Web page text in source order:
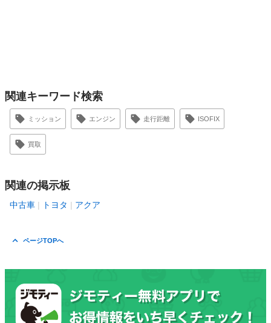
関連キーワード検索
ミッション エンジン 走行距離 ISOFIX
買取
関連の掲示板
中古車 トヨタ アクア
ページTOPへ